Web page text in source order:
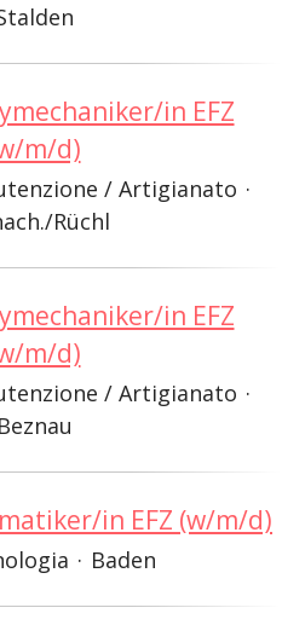
in EFZ
m/d)
/ Artigianato ·
Rüchl
in EFZ
m/d)
/ Artigianato ·
Beznau
in EFZ (w/m/d)
· Baden